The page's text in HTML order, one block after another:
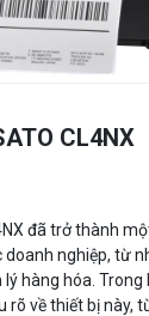
CL4NX
đã trở thành
nghiệp, từ
hàng hóa. Trong
rõ về thiết bị này,